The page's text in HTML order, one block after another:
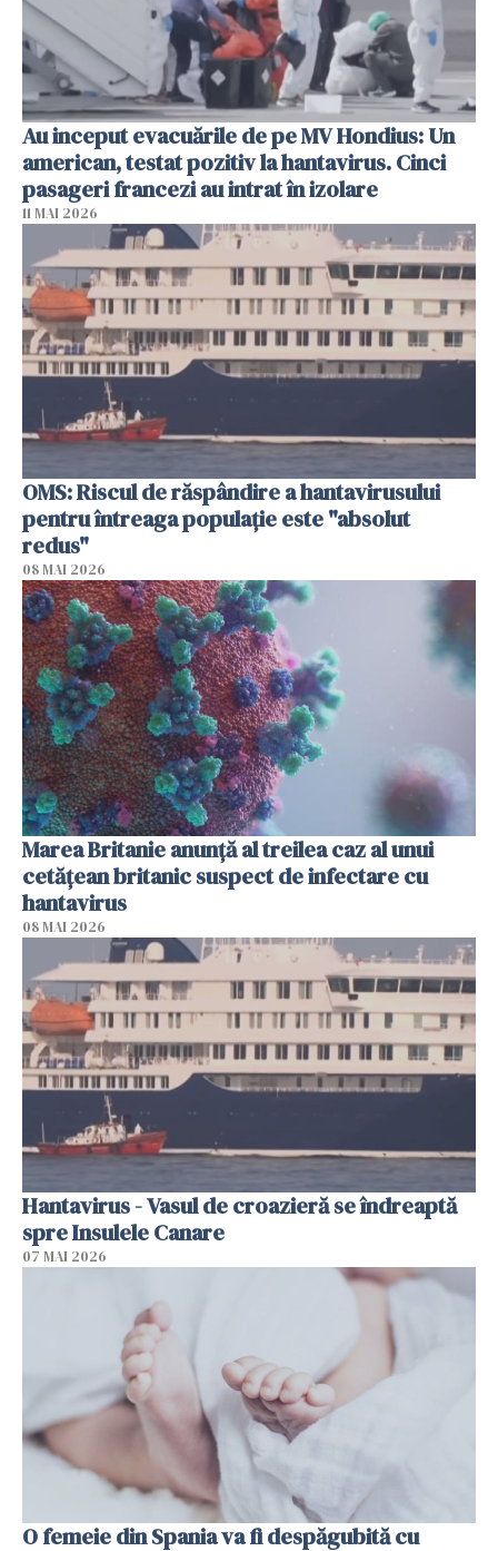
Au inceput evacuările de pe MV Hondius: Un
american, testat pozitiv la hantavirus. Cinci
pasageri francezi au intrat în izolare
11 MAI 2026
OMS: Riscul de răspândire a hantavirusului
pentru întreaga populaţie este "absolut
redus"
08 MAI 2026
Marea Britanie anunţă al treilea caz al unui
cetăţean britanic suspect de infectare cu
hantavirus
08 MAI 2026
Hantavirus - Vasul de croazieră se îndreaptă
spre Insulele Canare
07 MAI 2026
O femeie din Spania va fi despăgubită cu